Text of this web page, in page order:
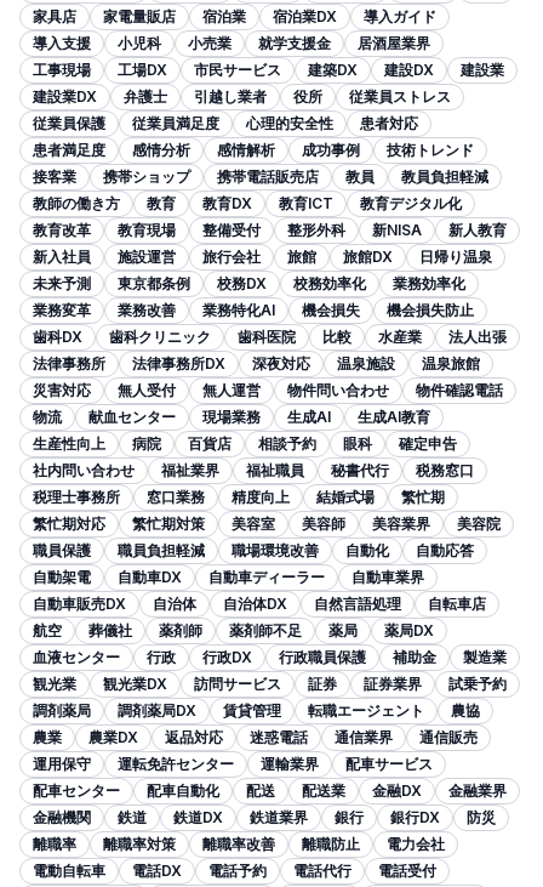
家具店
家電量販店 宿泊業 宿泊業DX
導入ガイド
導入支援
小児科 小売業 就学支援金
居酒屋業界
工事現場
工場DX 市民サービス 建築DX 建設DX
建設業
建設業DX
弁護士 引越し業者 役所
従業員ストレス
従業員保護
従業員満足度 心理的安全性
患者対応
患者満足度
感情分析 感情解析 成功事例
技術トレンド
接客業
携帯ショップ 携帯電話販売店 教員
教員負担軽減
教師の働き方
教育 教育DX 教育ICT
教育デジタル化
教育改革
教育現場 整備受付 整形外科 新NISA
新人教育
新入社員
施設運営 旅行会社 旅館 旅館DX
日帰り温泉
未来予測
東京都条例 校務DX 校務効率化
業務効率化
業務変革
業務改善 業務特化AI 機会損失
機会損失防止
歯科DX
歯科クリニック 歯科医院 比較 水産業
法人出張
法律事務所
法律事務所DX 深夜対応 温泉施設
温泉旅館
災害対応
無人受付 無人運営 物件問い合わせ
物件確認電話
物流
献血センター 現場業務 生成AI
生成AI教育
生産性向上
病院 百貨店 相談予約 眼科
確定申告
社内問い合わせ
福祉業界 福祉職員 秘書代行
税務窓口
税理士事務所
窓口業務 精度向上 結婚式場
繁忙期
繁忙期対応
繁忙期対策 美容室 美容師 美容業界
美容院
職員保護
職員負担軽減 職場環境改善 自動化
自動応答
自動架電
自動車DX 自動車ディーラー
自動車業界
自動車販売DX
自治体 自治体DX 自然言語処理
自転車店
航空
葬儀社 薬剤師 薬剤師不足 薬局
薬局DX
血液センター
行政 行政DX 行政職員保護 補助金
製造業
観光業
観光業DX 訪問サービス 証券 証券業界
試乗予約
調剤薬局
調剤薬局DX 賃貸管理 転職エージェント
農協
農業
農業DX 返品対応 迷惑電話 通信業界
通信販売
運用保守
運転免許センター 運輸業界
配車サービス
配車センター
配車自動化 配送 配送業 金融DX
金融業界
金融機関
鉄道 鉄道DX 鉄道業界 銀行 銀行DX
防災
離職率
離職率対策 離職率改善 離職防止
電力会社
電動自転車
電話DX 電話予約 電話代行
電話受付